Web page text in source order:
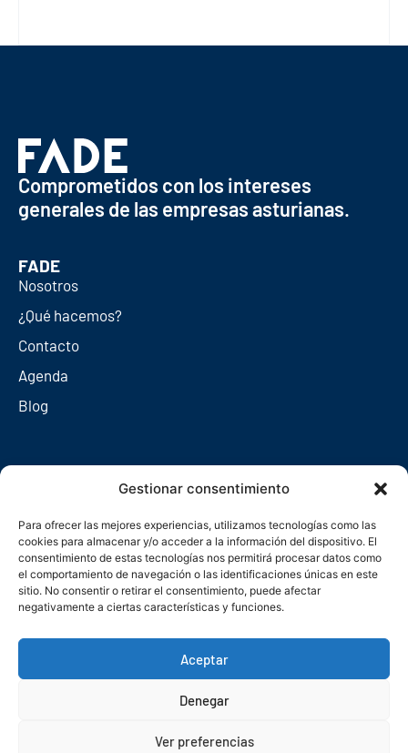
Gestionar consentimiento
Para ofrecer las mejores experiencias, utilizamos tecnologías como las
cookies para almacenar y/o acceder a la información del dispositivo. El
consentimiento de estas tecnologías nos permitirá procesar datos como
el comportamiento de navegación o las identificaciones únicas en este
sitio. No consentir o retirar el consentimiento, puede afectar
negativamente a ciertas características y funciones.
Aceptar
Denegar
Ver preferencias
Comprometidos con los intereses
generales de las empresas asturianas.
FADE
Nosotros
¿Qué hacemos?
Contacto
Agenda
Blog
Redes sociales
Política de privacidadPolítica de cookies